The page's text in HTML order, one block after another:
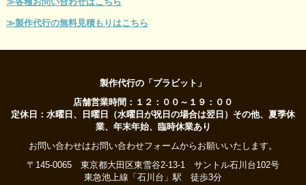
≫製作代行の無料見積もりはこちら
製作代行の「プラビット」
店舗営業時間：１２：００～１９：００
定休日：水曜日、日曜日（水曜日が祝日の場合は翌日）その他、夏季休
業、年末年始、臨時休業あり
お問い合わせはお問い合わせフォームからお願いいたします。
〒145-0065 東京都大田区東雪谷2-13-1 サントル石川台102号
東急池上線「石川台」駅 徒歩3分